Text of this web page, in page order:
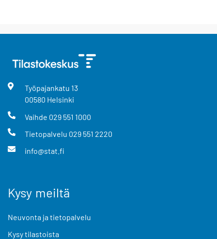
Työpajankatu 13
00580 Helsinki
Vaihde 029 551 1000
Tietopalvelu 029 551 2220
info@stat.fi
Kysy meiltä
Neuvonta ja tietopalvelu
Kysy tilastoista